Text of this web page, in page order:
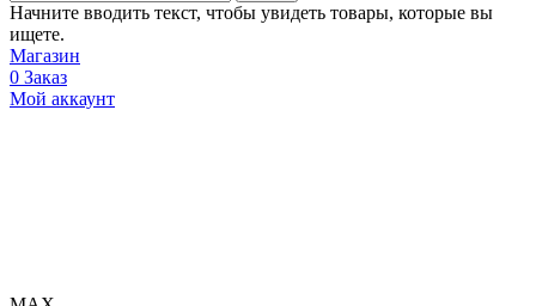
Начните вводить текст, чтобы увидеть товары, которые вы
ищете.
Магазин
0 Заказ
Мой аккаунт